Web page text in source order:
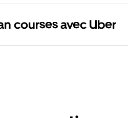
courses avec Uber